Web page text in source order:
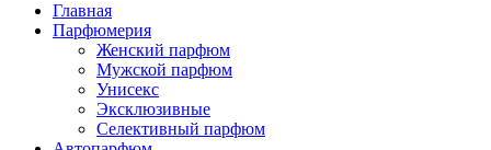
Главная
Парфюмерия
Женский парфюм
Мужской парфюм
Унисекс
Эксклюзивные
Селективный парфюм